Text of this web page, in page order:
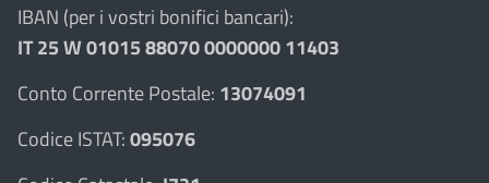
IBAN (per i vostri bonifici bancari):
IT 25 W 01015 88070 0000000 11403
Conto Corrente Postale: 13074091
Codice ISTAT:095076